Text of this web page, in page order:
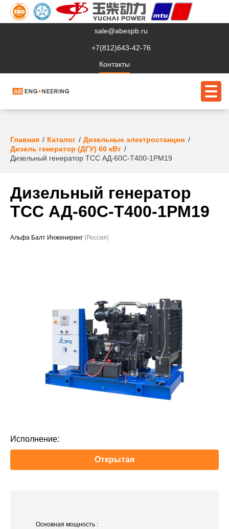
sale@abespb.ru
+7(812)643-42-76
Контакты
О компании
Клиентам
Сервис
Судовое ЭО
Проекты
Главная Каталог
Дизельные электростанции
Дизель генератор (ДГУ) 60 кВт
Дизельный генератор ТСС АД-60С-Т400-1РМ19
Дизельный генератор
ТСС АД-60С-Т400-1РМ19
Альфа Балт Инжиниринг (Россия)
Исполнение:
Открытая
Основная мощность :